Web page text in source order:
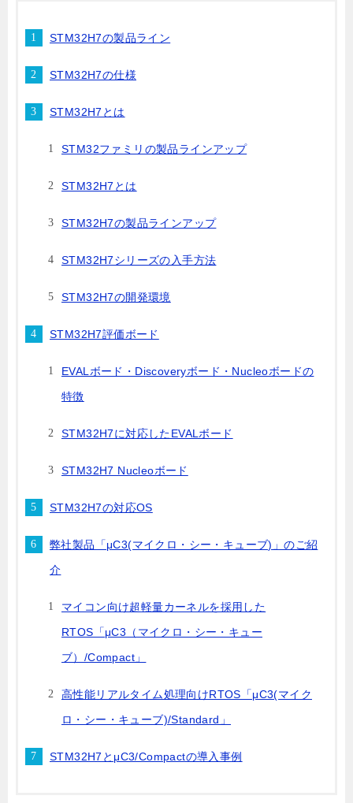
STM32H7の製品ライン
STM32H7の仕様
STM32H7とは
STM32ファミリの製品ラインアップ
STM32H7とは
STM32H7の製品ラインアップ
STM32H7シリーズの入手方法
STM32H7の開発環境
STM32H7評価ボード
EVALボード・Discoveryボード・Nucleoボードの
特徴
STM32H7に対応したEVALボード
STM32H7 Nucleoボード
STM32H7の対応OS
弊社製品「μC3(マイクロ・シー・キューブ)」のご紹
介
マイコン向け超軽量カーネルを採用した
RTOS「μC3（マイクロ・シー・キュー
ブ）/Compact」
高性能リアルタイム処理向けRTOS「μC3(マイク
ロ・シー・キューブ)/Standard」
STM32H7とμC3/Compactの導入事例